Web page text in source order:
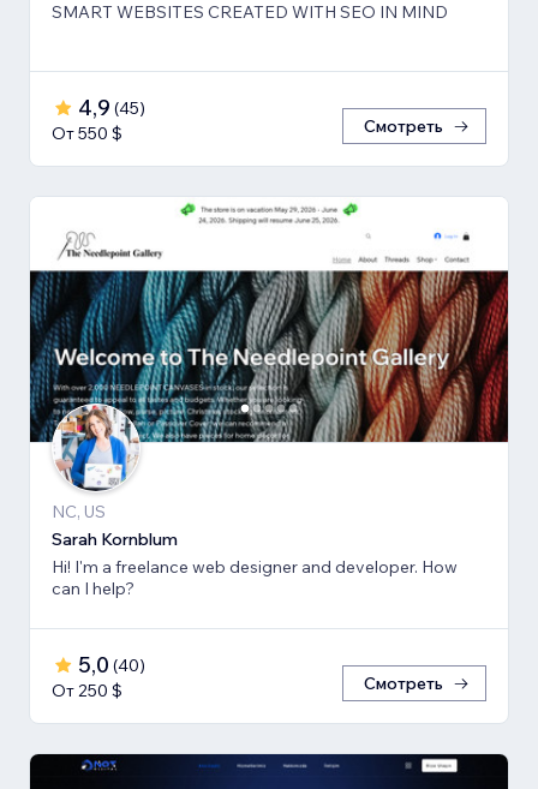
SMART WEBSITES CREATED WITH SEO IN MIND
4,9 (45)
От 550 $
Смотреть
NC, US
Sarah Kornblum
Hi! I'm a freelance web designer and developer. How
can I help?
5,0 (40)
От 250 $
Смотреть